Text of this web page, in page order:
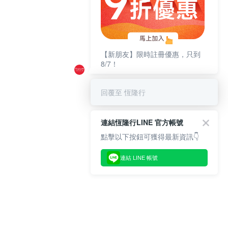
【新朋友】限時註冊優惠，只到
8/7！
回覆至 恆隆行
連結恆隆行LINE 官方帳號
點擊以下按鈕可獲得最新資訊👇
連結 LINE 帳號